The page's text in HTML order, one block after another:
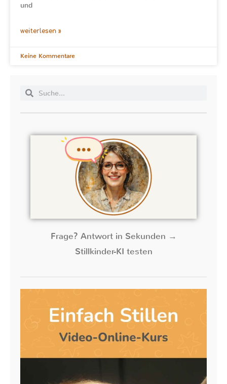
und
weiterlesen »
Keine Kommentare
Frage? Antwort in Sekunden →
Stillkinder-KI testen